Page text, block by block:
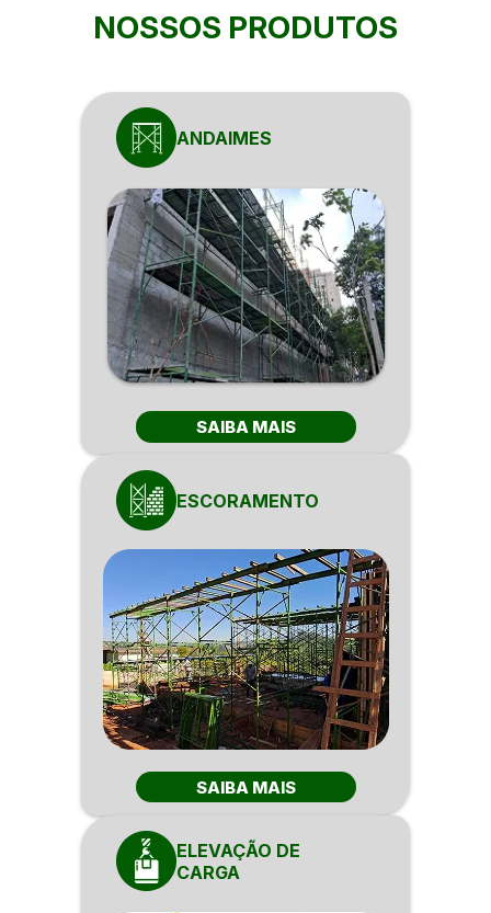
NOSSOS PRODUTOS
ANDAIMES
SAIBA MAIS
ESCORAMENTO
SAIBA MAIS
ELEVAÇÃO DE
CARGA